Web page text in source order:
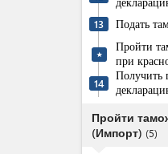
13 Подать
★
Пройти
при
14
Получить
Пройти
(Импорт) (5)